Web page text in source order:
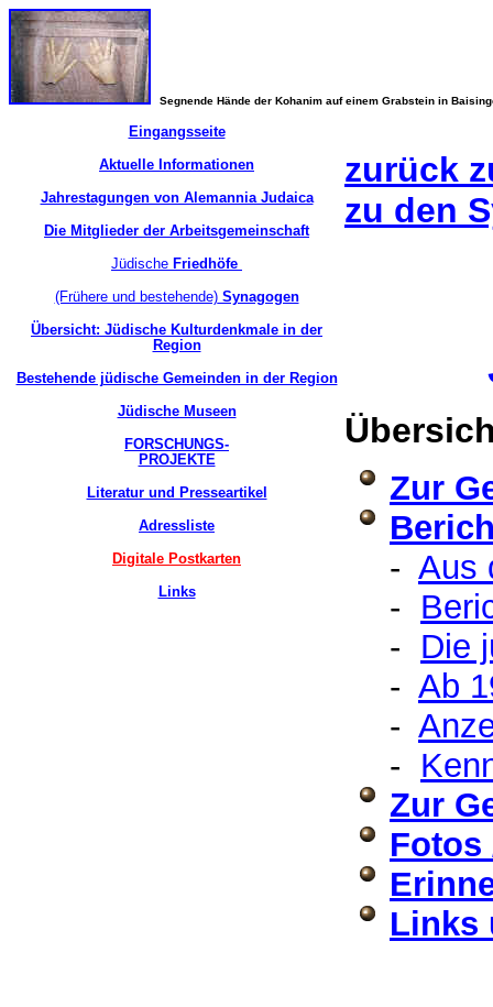
Segnende Hände der Kohanim auf einem Grabstein in
Eingangsseite
Aktuelle Informationen
Jahrestagungen von Alemannia Judaica
Die Mitglieder der Arbeitsgemeinschaft
Jüdische Friedhöfe
(Frühere und bestehende)Synagogen
Übersicht: Jüdische Kulturdenkmale in der
Region
Bestehende jüdische Gemeinden in der Region
Jüdische Museen
FORSCHUNGS-
PROJEKTE
Literatur und Presseartikel
Adressliste
Digitale Postkarten
Links
zurück
zu den
Zur
- Aus
-
- Die
- Ab
-
-
Zur
Fotos
Links